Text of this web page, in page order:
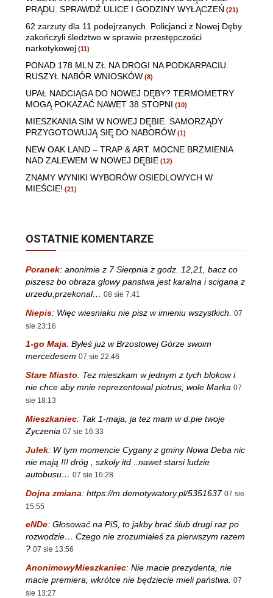
PRĄDU. SPRAWDŹ ULICE I GODZINY WYŁĄCZEŃ (21)
62 zarzuty dla 11 podejrzanych. Policjanci z Nowej Dęby
zakończyli śledztwo w sprawie przestępczości
narkotykowej (11)
PONAD 178 MLN ZŁ NA DROGI NA PODKARPACIU.
RUSZYŁ NABÓR WNIOSKÓW (8)
UPAŁ NADCIĄGA DO NOWEJ DĘBY? TERMOMETRY
MOGĄ POKAZAĆ NAWET 38 STOPNI (10)
MIESZKANIA SIM W NOWEJ DĘBIE. SAMORZĄDY
PRZYGOTOWUJĄ SIĘ DO NABORÓW (1)
NEW OAK LAND – TRAP & ART. MOCNE BRZMIENIA
NAD ZALEWEM W NOWEJ DĘBIE (12)
ZNAMY WYNIKI WYBORÓW OSIEDLOWYCH W
MIEŚCIE! (21)
OSTATNIE KOMENTARZE
Poranek: anonimie z 7 Sierpnia z godz. 12,21, bacz co
piszesz bo obraza glowy panstwa jest karalna i scigana z
urzedu,przekonal… 08 sie 7:41
Niepis: Więc wiesniaku nie pisz w imieniu wszystkich.
07
sie 23:16
1-go Maja: Byłeś już w Brzostowej Górze swoim
mercedesem 07 sie 22:46
Stare Miasto: Tez mieszkam w jednym z tych blokow i
nie chce aby mnie reprezentowal piotrus, wole Marka 07
sie 18:13
Mieszkaniec: Tak 1-maja, ja tez mam w d.pie twoje
Zyczenia 07 sie 16:33
Julek: W tym momencie Cygany z gminy Nowa Deba nic
nie mają !!! dróg , szkoły itd ..nawet starsi ludzie
autobusu… 07 sie 16:28
Dojna zmiana: https://m.demotywatory.pl/5351637 07 sie
15:55
eNDe: Głosować na PiS, to jakby brać ślub drugi raz po
rozwodzie… Czego nie zrozumiałeś za pierwszym razem
? 07 sie 13:56
AnonimowyMieszkaniec: Nie macie prezydenta, nie
macie premiera, wkrótce nie będziecie mieli państwa.
07
sie 13:27